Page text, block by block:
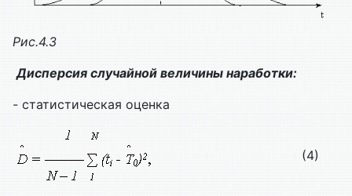
Рис.4.3
Дисперсия случайной величины наработки:
- статистическая оценка
(4)